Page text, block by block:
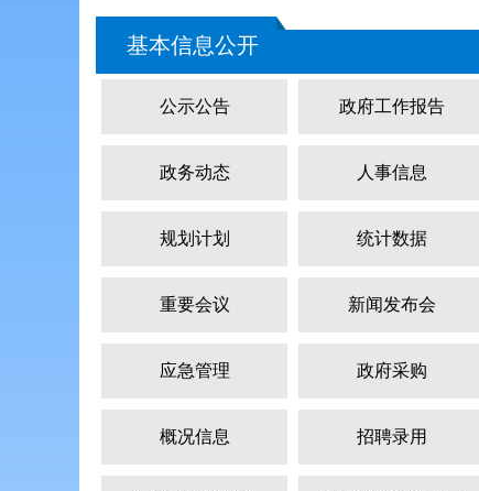
基本信息公开
公示公告 政府工作报告
政务动态 人事信息
规划计划 统计数据
重要会议 新闻发布会
应急管理 政府采购
概况信息 招聘录用